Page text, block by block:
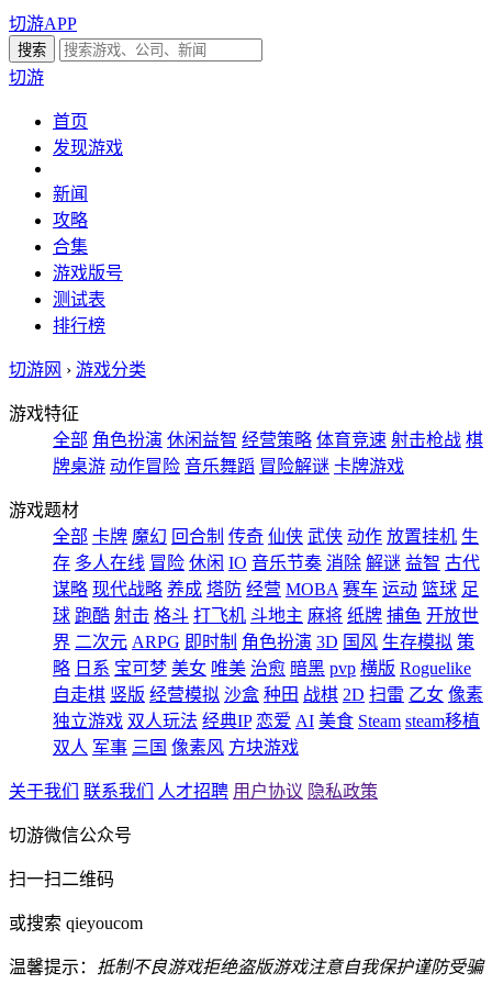
切游APP
切游
首页
发现游戏
新闻
攻略
合集
游戏版号
测试表
排行榜
切游网 › 游戏分类
游戏特征
全部 角色扮演 休闲益智 经营策略 体育竞速 射击枪战 棋
牌桌游 动作冒险 音乐舞蹈 冒险解谜 卡牌游戏
游戏题材
全部 卡牌 魔幻 回合制 传奇 仙侠 武侠 动作 放置挂机 生
存 多人在线 冒险 休闲 IO 音乐节奏 消除 解谜 益智 古代
谋略 现代战略 养成 塔防 经营 MOBA 赛车 运动 篮球 足
球 跑酷 射击 格斗 打飞机 斗地主 麻将 纸牌 捕鱼 开放世
界 二次元 ARPG 即时制 角色扮演 3D 国风 生存模拟 策
略 日系 宝可梦 美女 唯美 治愈 暗黑 pvp 横版 Roguelike
自走棋 竖版 经营模拟 沙盒 种田 战棋 2D 扫雷 乙女 像素
独立游戏 双人玩法 经典IP 恋爱 AI 美食 Steam steam移植
双人 军事 三国 像素风 方块游戏
关于我们 联系我们 人才招聘 用户协议 隐私政策
切游微信公众号
扫一扫二维码
或搜索 qieyoucom
温馨提示： 抵制不良游戏拒绝盗版游戏注意自我保护谨防受骗